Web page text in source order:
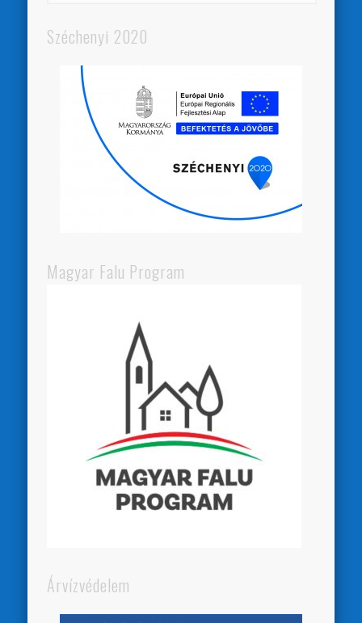
Széchenyi 2020
Magyar Falu Program
Árvízvédelem